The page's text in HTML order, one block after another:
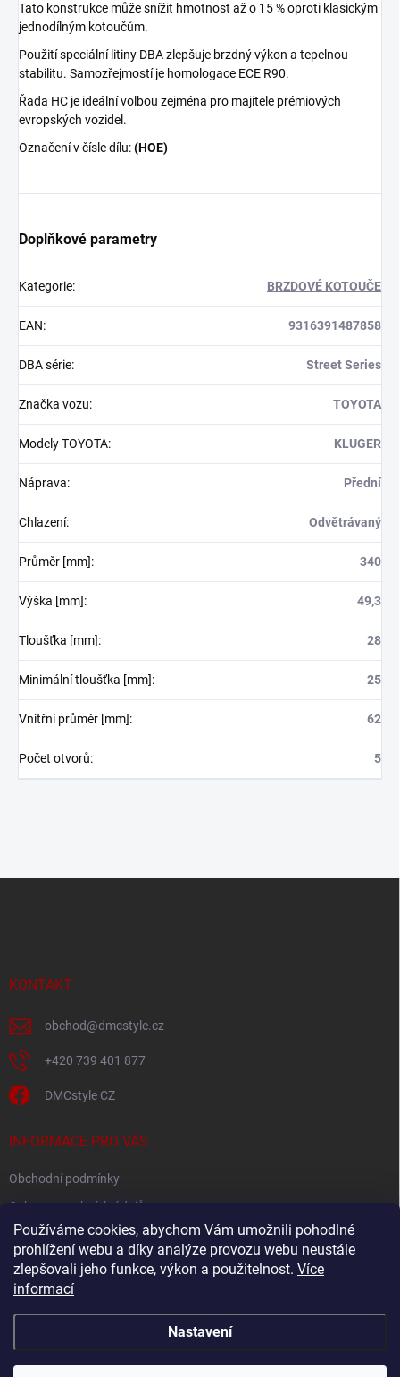
Používáme cookies, abychom Vám umožnili pohodlné
prohlížení webu a díky analýze provozu webu neustále
zlepšovali jeho funkce, výkon a použitelnost. Více
informací
Nastavení
Tato konstrukce může snížit hmotnost až o 15 % oproti klasickým
jednodílným kotoučům.
Použití speciální litiny DBA zlepšuje brzdný výkon a tepelnou
stabilitu. Samozřejmostí je homologace ECE R90.
Řada HC je ideální volbou zejména pro majitele prémiových
evropských vozidel.
Označení v čísle dílu:(HOE)
Doplňkové parametry
Kategorie: BRZDOVÉ KOTOUČE
EAN: 9316391487858
DBA série: Street Series
Značka vozu: TOYOTA
Modely TOYOTA: KLUGER
Náprava: Přední
Chlazení: Odvětrávaný
Průměr [mm]: 340
Výška [mm]: 49,3
Tloušťka [mm]: 28
Minimální tloušťka [mm]: 25
Vnitřní průměr [mm]: 62
Počet otvorů: 5
KONTAKT
obchod@dmcstyle.cz
+420 739 401 877
DMCstyle CZ
INFORMACE PRO VÁS
Obchodní podmínky
Ochrana osobních údajů
FACEBOOK
Copyright 2026DMC style. Všechna práva vyhrazena.Upravit nastavení